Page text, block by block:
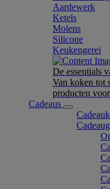
Aardewerk
Ketels
Molens
Silicone
Keukengerei
De essentials
Van koken tot
producten
Cadeaus